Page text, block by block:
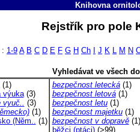
Knihovna
Rejstřík pro pole
: 1-9 A B C D E F G H Ch J K L M N
Vyhledávat ve všech
(1)
výuka(3)
vyuč.. (3)
(1)
(Něm.. (1)
bezpečnost letecká(1)
bezpečnost letová(1)
bezpečnost letu(1)
bezpečnost majetku(1)
bezpečnost v dopravě(1)
běžci (ptáci)(>99)